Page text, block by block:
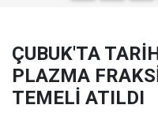
ÇUBUK'TA
PLAZMA
TEMELİ ATILDI